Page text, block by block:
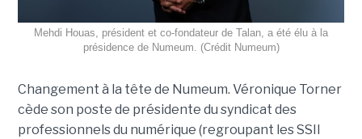
Mehdi Houas, président et co-fondateur de Talan, a été élu à la
présidence de Numeum. (Crédit Numeum)
Changement à la tête de Numeum. Véronique Torner
cède son poste de présidente du syndicat des
professionnels du numérique (regroupant les SSII